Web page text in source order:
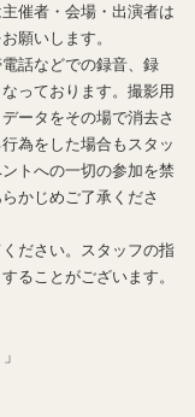
催者・会場・出演者は
願いします。
話などでの録音、録
っております。撮影用
ータをその場で消去さ
為をした場合もスタッ
トへの一切の参加を禁
かじめご了承くださ
ださい。スタッフの指
ることがございます。